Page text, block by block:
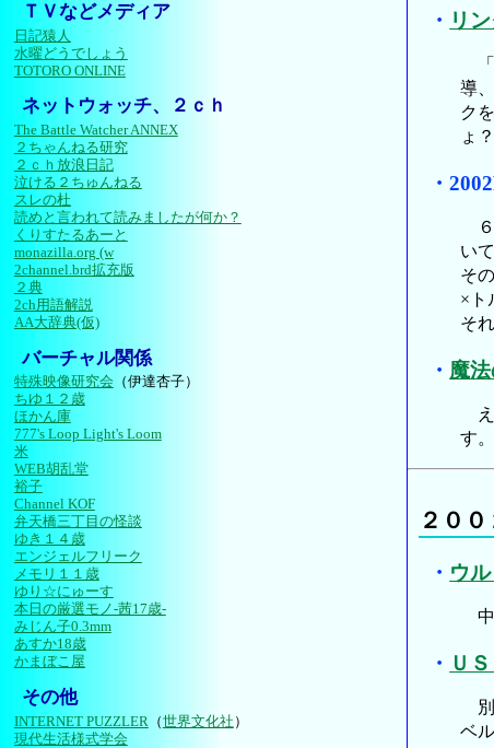
・ リ
「
導
ク
ょ？
・
６
い
そ
×ト
そ
・ 魔
え
す
２０
・ ウ
中
・ Ｕ
別
ベ
ＴＶなどメディア
日記猿人
水曜どうでしょう
TOTORO ONLINE
ネットウォッチ、２ｃｈ
The Battle Watcher ANNEX
２ちゃんねる研究
２ｃｈ放浪日記
泣ける２ちゅんねる
スレの杜
読めと言われて読みましたが何か？
くりすたるあーと
monazilla.org (w
2channel.brd拡充版
２典
2ch用語解説
AA大辞典(仮)
バーチャル関係
特殊映像研究会 （伊達杏子）
ちゆ１２歳
ほかん庫
777's Loop Light's Loom
米
WEB胡乱堂
裕子
Channel KOF
弁天橋三丁目の怪談
ゆき１４歳
エンジェルフリーク
メモリ１１歳
ゆり☆にゅーす
本日の厳選モノ-茜17歳-
みじん子0.3mm
あすか18歳
かまぼこ屋
その他
INTERNET PUZZLER （世界文化社 ）
現代生活様式学会